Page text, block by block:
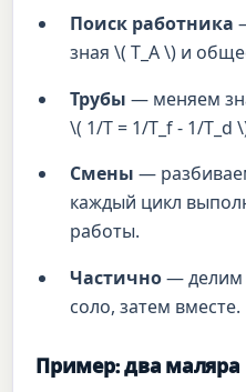
Поиск работника
зная \( T_A \) и
Трубы — меняем
\( 1/T = 1/T_f - 1/T_d
Смены —
каждый цикл
работы.
Частично— делим
соло, затем вместе.
Пример: два маляра